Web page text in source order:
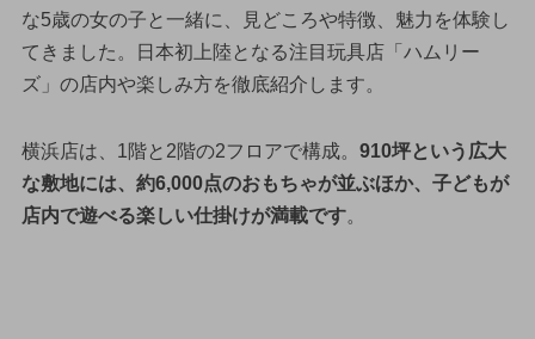
な5歳の女の子と一緒に、見どころや特徴、魅力を体験し
てきました。日本初上陸となる注目玩具店「ハムリー
ズ」の店内や楽しみ方を徹底紹介します。
横浜店は、1階と2階の2フロアで構成。 910坪という広大
な敷地には、約6,000点のおもちゃが並ぶほか、子どもが
店内で遊べる楽しい仕掛けが満載です。